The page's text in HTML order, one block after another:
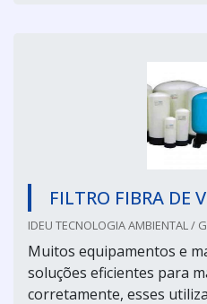
FILTRO FIBRA DE
IDEU TECNOLOGIA AMBIENTAL /
Muitos equipamentos e
soluções eficientes para
corretamente, esses